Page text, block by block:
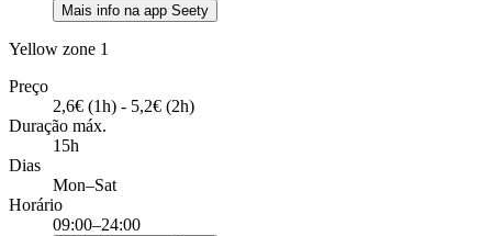
Mais info na app Seety
Yellow zone 1
Preço
2,6€ (1h) - 5,2€ (2h)
Duração máx.
15h
Dias
Mon–Sat
Horário
09:00–24:00